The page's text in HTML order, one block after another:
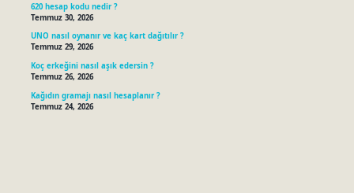
620 hesap kodu nedir ?
Temmuz 30, 2026
UNO nasıl oynanır ve kaç kart dağıtılır ?
Temmuz 29, 2026
Koç erkeğini nasıl aşık edersin ?
Temmuz 26, 2026
Kağıdın gramajı nasıl hesaplanır ?
Temmuz 24, 2026